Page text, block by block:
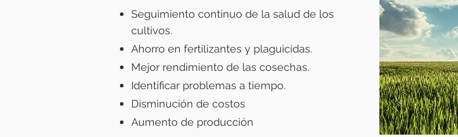
Seguimiento continuo de la salud de los
cultivos.
Ahorro en fertilizantes y plaguicidas.
Mejor rendimiento de las cosechas.
Identificar problemas a tiempo.
Disminución de costos
Aumento de producción